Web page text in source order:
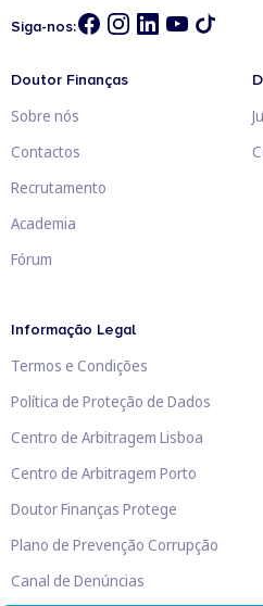
Siga-nos:
Doutor Finanças
Sobre nós
Contactos
Recrutamento
Academia
Fórum
Informação Legal
Termos e Condições
Política de Proteção de Dados
Centro de Arbitragem Lisboa
Centro de Arbitragem Porto
Doutor Finanças Protege
Plano de Prevenção Corrupção
Canal de Denúncias